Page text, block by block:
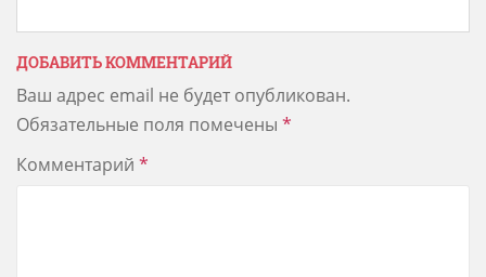
ДОБАВИТЬ КОММЕНТАРИЙ
Ваш адрес email не будет опубликован.
Обязательные поля помечены *
Комментарий *